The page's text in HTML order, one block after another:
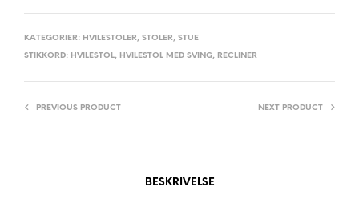
KATEGORIER: HVILESTOLER, STOLER, STUE
STIKKORD: HVILESTOL, HVILESTOL MED SVING, RECLINER
PREVIOUS PRODUCT NEXT PRODUCT
BESKRIVELSE